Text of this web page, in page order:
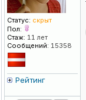
Статус: скрыт
Пол:
Стаж: 11 лет
Сообщений: 15358
Рейтинг